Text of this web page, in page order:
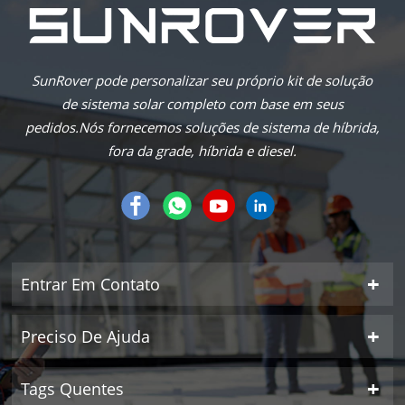
SunRover pode personalizar seu próprio kit de solução
de sistema solar completo com base em seus
pedidos.Nós fornecemos soluções de sistema de híbrida,
fora da grade, híbrida e diesel.
Entrar Em Contato
Preciso De Ajuda
Tags Quentes